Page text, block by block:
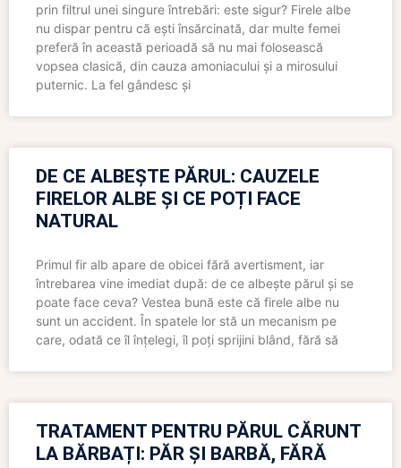
prin filtrul unei singure întrebări: este sigur? Firele albe
nu dispar pentru că ești însărcinată, dar multe femei
preferă în această perioadă să nu mai folosească
vopsea clasică, din cauza amoniacului și a mirosului
puternic. La fel gândesc și
DE CE ALBEȘTE PĂRUL: CAUZELE
FIRELOR ALBE ȘI CE POȚI FACE
NATURAL
Primul fir alb apare de obicei fără avertisment, iar
întrebarea vine imediat după: de ce albește părul și se
poate face ceva? Vestea bună este că firele albe nu
sunt un accident. În spatele lor stă un mecanism pe
care, odată ce îl înțelegi, îl poți sprijini blând, fără să
TRATAMENT PENTRU PĂRUL CĂRUNT
LA BĂRBAȚI: PĂR ȘI BARBĂ, FĂRĂ